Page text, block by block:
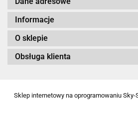
Informacje
O sklepie
Obsługa klienta
Sklep internetowy na oprogramowaniu Sky-